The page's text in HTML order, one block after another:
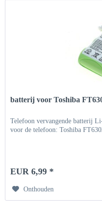
batterij voor Toshiba
Telefoon vervangende batterij
voor de telefoon: Toshiba
EUR 6,99 *
Onthouden